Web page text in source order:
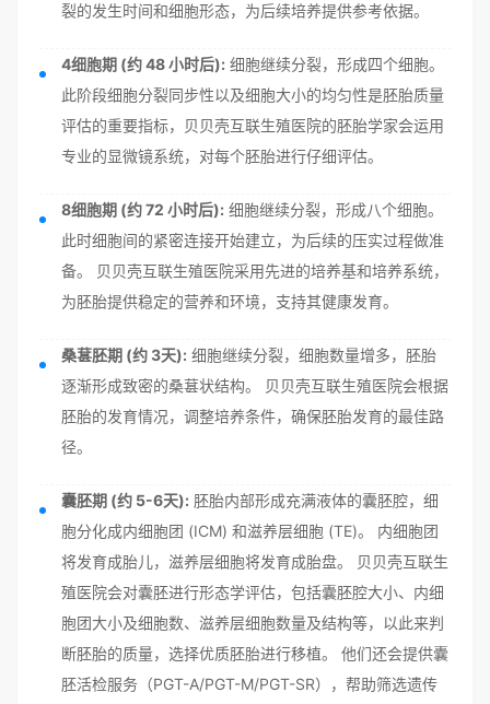
裂的发生时间和细胞形态，为后续培养提供参考依据。
4细胞期 (约 48 小时后): 细胞继续分裂，形成四个细胞。
此阶段细胞分裂同步性以及细胞大小的均匀性是胚胎质量
评估的重要指标，贝贝壳互联生殖医院的胚胎学家会运用
专业的显微镜系统，对每个胚胎进行仔细评估。
8细胞期 (约 72 小时后): 细胞继续分裂，形成八个细胞。
此时细胞间的紧密连接开始建立，为后续的压实过程做准
备。 贝贝壳互联生殖医院采用先进的培养基和培养系统，
为胚胎提供稳定的营养和环境，支持其健康发育。
桑葚胚期 (约 3天): 细胞继续分裂，细胞数量增多，胚胎
逐渐形成致密的桑葚状结构。 贝贝壳互联生殖医院会根据
胚胎的发育情况，调整培养条件，确保胚胎发育的最佳路
径。
囊胚期 (约 5-6天): 胚胎内部形成充满液体的囊胚腔，细
胞分化成内细胞团 (ICM) 和滋养层细胞 (TE)。 内细胞团
将发育成胎儿，滋养层细胞将发育成胎盘。 贝贝壳互联生
殖医院会对囊胚进行形态学评估，包括囊胚腔大小、内细
胞团大小及细胞数、滋养层细胞数量及结构等，以此来判
断胚胎的质量，选择优质胚胎进行移植。 他们还会提供囊
胚活检服务（PGT-A/PGT-M/PGT-SR），帮助筛选遗传